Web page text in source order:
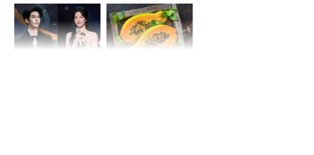
đời ngoạn mục, vượng
phát Phú Quý